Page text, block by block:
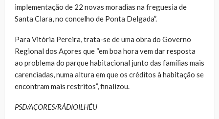
implementação de 22 novas moradias na freguesia de
Santa Clara, no concelho de Ponta Delgada”.
Para Vitória Pereira, trata-se de uma obra do Governo
Regional dos Açores que “em boa hora vem dar resposta
ao problema do parque habitacional junto das famílias mais
carenciadas, numa altura em que os créditos à habitação se
encontram mais restritos”, finalizou.
PSD/AÇORES/RÁDIOILHÉU